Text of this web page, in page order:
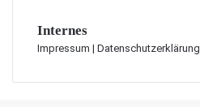
Internes
Impressum | Datenschutzerklärung